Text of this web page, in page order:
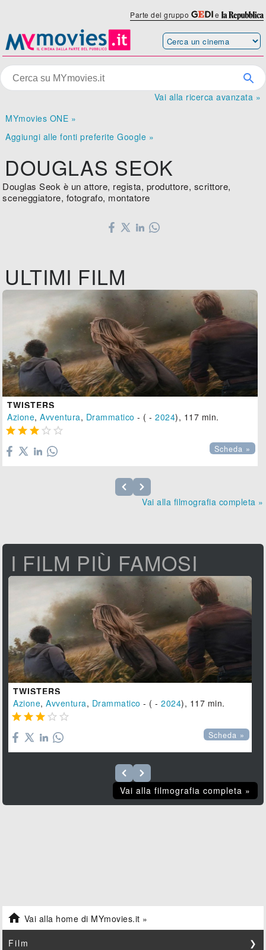
Parte del gruppo e
Vai alla ricerca avanzata »
MYmovies ONE »
Aggiungi alle fonti preferite Google »
DOUGLAS SEOK
Douglas Seok è un attore, regista, produttore, scrittore,
sceneggiatore, fotografo, montatore
ULTIMI FILM
TWISTERS
Azione,Avventura, Drammatico - ( -2024), 117 min.
    
Scheda »
Vai alla filmografia completa »
I FILM PIÙ FAMOSI
TWISTERS
Azione,Avventura, Drammatico - ( -2024), 117 min.
    
Scheda »
Vai alla filmografia completa »
 Vai alla home di MYmovies.it »
Film ❯